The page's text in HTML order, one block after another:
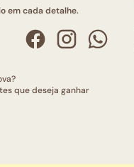
em cada detalhe.
que deseja ganhar